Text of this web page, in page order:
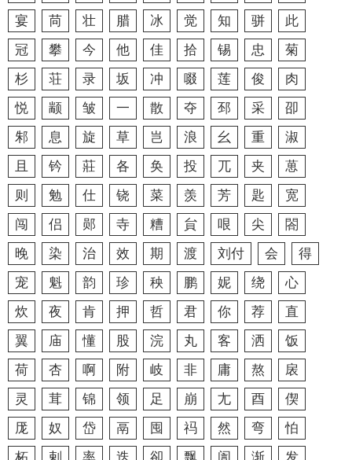
宴
苘 壮 腊 冰 觉 知 骈
此
冠
攀 今 他 佳 拾 锡 忠
菊
杉
荘 录 坂 冲 啜 莲 俊
肉
悦
颛 皱 一 散 夺 邳 采
卲
邾
息 旋 草 岂 浪 幺 重
淑
且
钤 莊 各 奂 投 兀 夹
葸
则
勉 仕 铙 菜 羡 芳 匙
宽
闯
侣 郧 寺 糟 貟 哏 尖
閤
晚
染 治 效 期 渡 刘付 会
得
宠
魁 韵 珍 秧 鹏 妮 绕
心
炊
夜 肯 押 哲 君 你 荐
直
翼
庙 懂 股 浣 丸 客 洒
饭
荷
杏 啊 附 岐 非 庸 熬
扆
灵
茸 锦 领 足 崩 尢 酉
偰
厐
奴 岱 鬲 囤 祃 然 弯
怕